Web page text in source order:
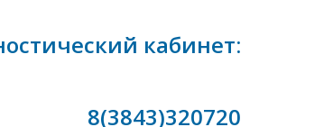
кабинет:
8(3843)320720